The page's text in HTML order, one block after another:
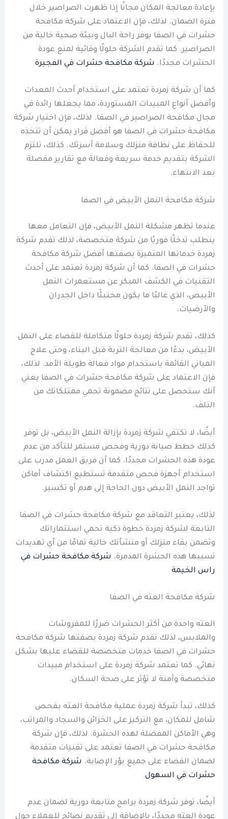
بإعادة معالجة المكان مجانًا إذا ظهرت الصراصير خلال
فترة الضمان. لذلك، فإن الاعتماد على شركة مكافحة
حشرات في الصفا يوفر راحة البال وبيئة صحية خالية من
الصراصير. كما تقدم الشركة حلولًا وقائية لمنع عودة
الحشرات مجددًا. شركة مكافحة حشرات في الفجيرة
كما أن شركة زمردة تعتمد على استخدام أحدث المعدات
وأفضل أنواع المبيدات المستوردة، مما يجعلها رائدة في
مجال مكافحة الصراصير في الصفا. لذلك، فإن اختيار شركة
مكافحة حشرات في الصفا هو أفضل قرار يمكن أن تتخذه
للحفاظ على نظافة منزلك وسلامة أسرتك. كذلك، تلتزم
الشركة بتقديم خدمة سريعة وفعالة مع تقارير مفصلة
بعد الانتهاء.
شركة مكافحة النمل الأبيض في الصفا
عندما تظهر مشكلة النمل الأبيض، فإن التعامل معها
يتطلب تدخلًا فوريًا من شركة متخصصة، لذلك تقدم شركة
زمردة خدماتها المتميزة بصفتها أفضل شركة مكافحة
حشرات في الصفا. كما أن شركة زمردة تعتمد على أحدث
التقنيات في الكشف المبكر عن مستعمرات النمل
الأبيض، الذي غالبًا ما يكون مختبئًا داخل الجدران
والأرضيات.
كذلك، تقدم شركة زمردة حلولًا متكاملة للقضاء على النمل
الأبيض، بدءًا من معالجة التربة قبل البناء، وحتى علاج
المباني القائمة باستخدام مواد فعالة طويلة الأمد. لذلك،
فإن الاعتماد على شركة مكافحة حشرات في الصفا يعني
أنك ستحصل على نتائج مضمونة تحمي ممتلكاتك من
التلف.
أيضًا، لا تكتفي شركة زمردة بإزالة النمل الأبيض، بل توفر
كذلك خطط صيانة دورية وفحص مستمر للتأكد من عدم
عودة هذه الحشرات مجددًا. كما أن فريق العمل مدرب على
استخدام أجهزة فحص متقدمة تستطيع اكتشاف أماكن
تواجد النمل الأبيض دون الحاجة إلى هدم أو تكسير.
لذلك، يعتبر التعاقد مع شركة مكافحة حشرات في الصفا
التابعة لشركة زمردة خطوة ذكية تحمي استثماراتك
وتضمن بقاء منزلك أو منشأتك خالية تمامًا من أي تهديدات
تسببها هذه الحشرة المدمرة. شركة مكافحة حشرات في
راس الخيمة
شركة مكافحة العته في الصفا
العته واحدة من أكثر الحشرات ضررًا للمفروشات
والملابس، لذلك تقدم شركة زمردة بصفتها شركة مكافحة
حشرات في الصفا خدمات متخصصة للقضاء عليها بشكل
نهائي. كما تعتمد شركة زمردة على استخدام مبيدات
متخصصة وآمنة لا تؤثر على صحة السكان.
كذلك، تبدأ شركة زمردة عملية مكافحة العته بفحص
شامل للمكان، مع التركيز على الخزائن والسجاد والمراتب،
وهي الأماكن المفضلة لهذه الحشرة. لذلك، فإن شركة
مكافحة حشرات في الصفا تعتمد على تقنيات متقدمة
لضمان القضاء على جميع بؤر الإصابة. شركة مكافحة
حشرات في السهول
أيضًا، توفر شركة زمردة برامج متابعة دورية لضمان عدم
عودة العته مجددًا، بالإضافة إلى تقديم نصائح للعملاء حول